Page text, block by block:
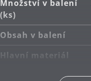
Množství v balení
(ks)
Obsah v balení
Hlavní materiál